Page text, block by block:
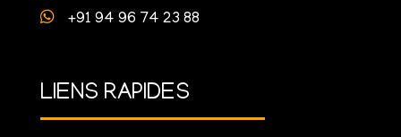
+91 94 96 74 23 88
LIENS RAPIDES